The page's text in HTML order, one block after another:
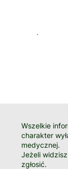
Wszelkie
charakter
medycznej.
Jeżeli
zgłosić.